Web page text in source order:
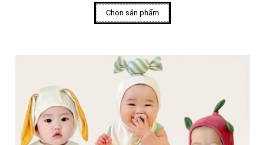
Chọn sản phẩm